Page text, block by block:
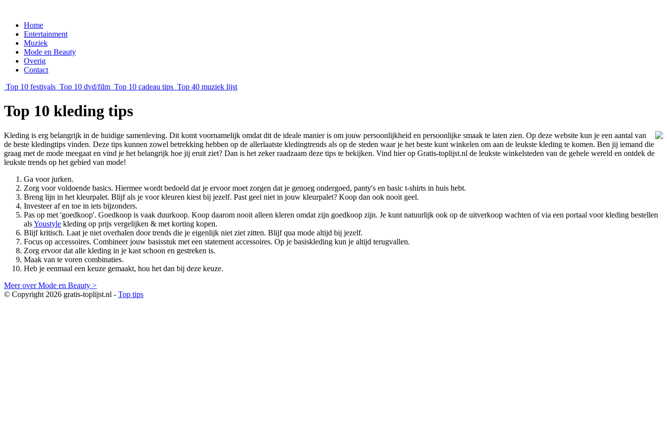
Home
Entertainment
Muziek
Mode en Beauty
Overig
Contact
Top 10 festivals Top 10 dvd/film Top 10 cadeau tips Top 40 muziek lijst
Top 10 kleding tips
Kleding is erg belangrijk in de huidige samenleving. Dit komt voornamelijk omdat dit de ideale manier is om jouw persoonlijkheid en persoonlijke smaak te laten zien. Op deze website kun je een aantal van
de beste kledingtips vinden. Deze tips kunnen zowel betrekking hebben op de allerlaatste kledingtrends als op de steden waar je het beste kunt winkelen om aan de leukste kleding te komen. Ben jij iemand die
graag met de mode meegaat en vind je het belangrijk hoe jij eruit ziet? Dan is het zeker raadzaam deze tips te bekijken. Vind hier op Gratis-toplijst.nl de leukste winkelsteden van de gehele wereld en ontdek de
leukste trends op het gebied van mode!
Ga voor jurken.
Zorg voor voldoende basics. Hiermee wordt bedoeld dat je ervoor moet zorgen dat je genoeg ondergoed, panty's en basic t-shirts in huis hebt.
Breng lijn in het kleurpalet. Blijf als je voor kleuren kiest bij jezelf. Past geel niet in jouw kleurpalet? Koop dan ook nooit geel.
Investeer af en toe in iets bijzonders.
Pas op met 'goedkoop'. Goedkoop is vaak duurkoop. Koop daarom nooit alleen kleren omdat zijn goedkoop zijn. Je kunt natuurlijk ook op de uitverkoop wachten of via een portaal voor kleding bestellen
alsYoustyle kleding op prijs vergelijken & met korting kopen.
Blijf kritisch. Laat je niet overhalen door trends die je eigenlijk niet ziet zitten. Blijf qua mode altijd bij jezelf.
Focus op accessoires. Combineer jouw basisstuk met een statement accessoires. Op je basiskleding kun je altijd terugvallen.
Zorg ervoor dat alle kleding in je kast schoon en gestreken is.
Maak van te voren combinaties.
Heb je eenmaal een keuze gemaakt, hou het dan bij deze keuze.
Meer over Mode en Beauty >
© Copyright 2026 gratis-toplijst.nl - Top tips